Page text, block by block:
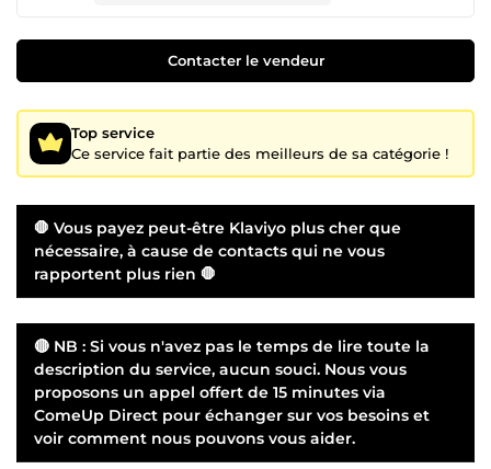
Contacter le vendeur
Top service
Ce service fait partie des meilleurs de sa catégorie !
🛑 Vous payez peut-être Klaviyo plus cher que
nécessaire, à cause de contacts qui ne vous
rapportent plus rien 🛑
🔴 NB : Si vous n'avez pas le temps de lire toute la
description du service, aucun souci. Nous vous
proposons un appel offert de 15 minutes via
ComeUp Direct pour échanger sur vos besoins et
voir comment nous pouvons vous aider.